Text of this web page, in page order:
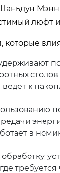
люфт
которые
к
в
требуется